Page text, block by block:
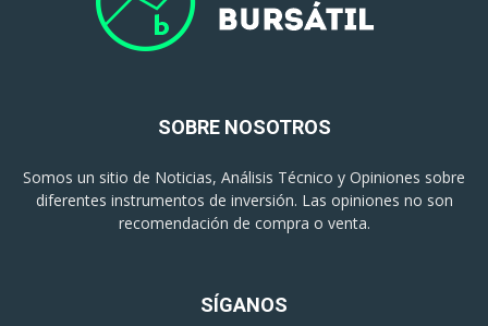
SOBRE NOSOTROS
Somos un sitio de Noticias, Análisis Técnico y Opiniones sobre
diferentes instrumentos de inversión. Las opiniones no son
recomendación de compra o venta.
SÍGANOS